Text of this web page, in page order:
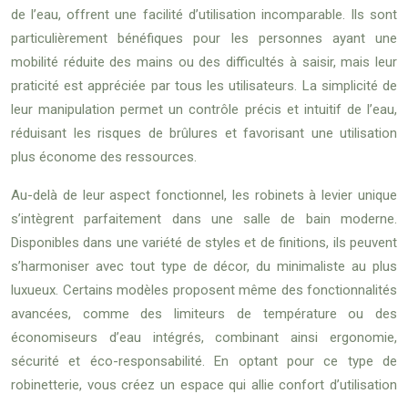
de l’eau, offrent une facilité d’utilisation incomparable. Ils sont
particulièrement bénéfiques pour les personnes ayant une
mobilité réduite des mains ou des difficultés à saisir, mais leur
praticité est appréciée par tous les utilisateurs. La simplicité de
leur manipulation permet un contrôle précis et intuitif de l’eau,
réduisant les risques de brûlures et favorisant une utilisation
plus économe des ressources.
Au-delà de leur aspect fonctionnel, les robinets à levier unique
s’intègrent parfaitement dans une salle de bain moderne.
Disponibles dans une variété de styles et de finitions, ils peuvent
s’harmoniser avec tout type de décor, du minimaliste au plus
luxueux. Certains modèles proposent même des fonctionnalités
avancées, comme des limiteurs de température ou des
économiseurs d’eau intégrés, combinant ainsi ergonomie,
sécurité et éco-responsabilité. En optant pour ce type de
robinetterie, vous créez un espace qui allie confort d’utilisation